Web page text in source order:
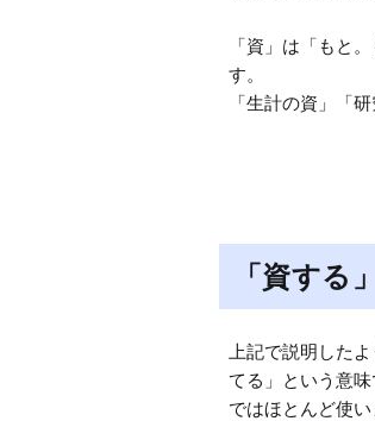
「資」は「もと
す。
「生計の資」「
「資する
上記で説明した
てる」という意
ではほとんど使い